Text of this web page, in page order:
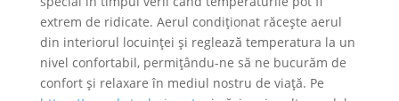
extrem de ridicate. Aerul condiționat răcește aerul
din interiorul locuinței și reglează temperatura la un
nivel confortabil, permițându-ne să ne bucurăm de
confort și relaxare în mediul nostru de viață. Pe